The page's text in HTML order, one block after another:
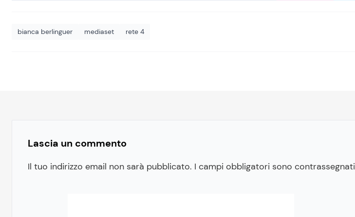
bianca berlinguer mediaset rete 4
Lascia un commento
Il tuo indirizzo email non sarà pubblicato. I campi obbligatori sono contrassegnati